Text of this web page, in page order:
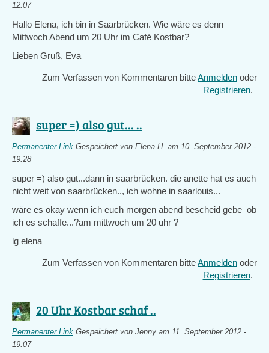
12:07
Hallo Elena, ich bin in Saarbrücken. Wie wäre es denn
Mittwoch Abend um 20 Uhr im Café Kostbar?
Lieben Gruß, Eva
Zum Verfassen von Kommentaren bitteAnmelden oder
Registrieren.
super =) also gut... ..
Permanenter Link Gespeichert von Elena H. am 10. September 2012 -
19:28
super =) also gut...dann in saarbrücken. die anette hat es auch
nicht weit von saarbrücken.., ich wohne in saarlouis...
wäre es okay wenn ich euch morgen abend bescheid gebe ob
ich es schaffe...?am mittwoch um 20 uhr ?
lg elena
Zum Verfassen von Kommentaren bitteAnmelden oder
Registrieren.
20 Uhr Kostbar schaf ..
Permanenter Link Gespeichert von Jenny am 11. September 2012 -
19:07